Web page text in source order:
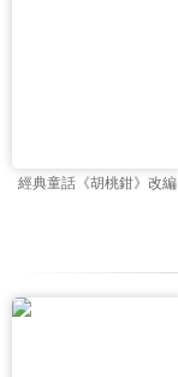
經典童話《胡桃鉗》改編